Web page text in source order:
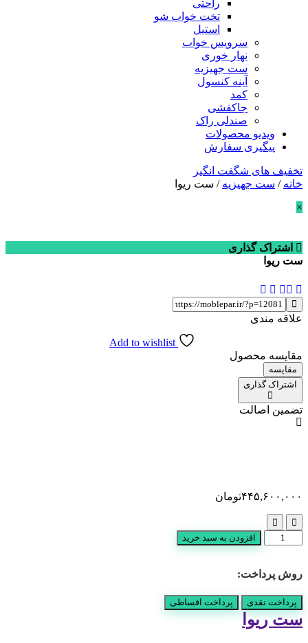
راحتی
تخت خواب شو
استیل
سرویس خواب
نهار خوری
ست جهیزیه
آینه کنسول
کمد
جاکفشی
صندلی راک
ویدیو محصولات
پیگیری سفارش
تخفیف های شگفت انگیز
خانه / ست جهیزیه / ست ریوا
×
اشتراک گذاری
ست ریوا
علاقه مندی
Add to wishlist
مقایسه محصول
مقایسه
اشتراک گذاری
تضمین اصالت
۴۴۵,۶۰۰,۰۰۰تومان
ریوا
افزودن به سبد خرید
روش پرداخت:
پرداخت نقدی پرداخت اقساطی
ست ریوا